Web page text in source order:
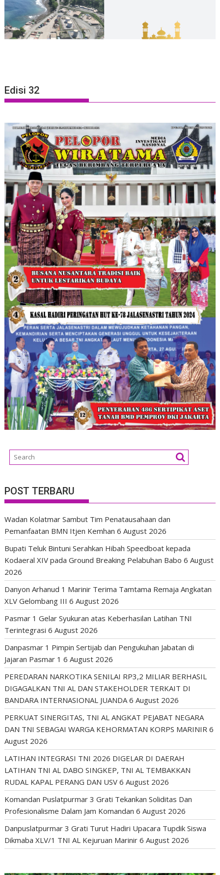
Edisi 32
POST TERBARU
Wadan Kolatmar Sambut Tim Penatausahaan dan
Pemanfaatan BMN Itjen Kemhan 6 August 2026
Bupati Teluk Bintuni Serahkan Hibah Speedboat kepada
Kodaeral XIV pada Ground Breaking Pelabuhan Babo 6 August
2026
Danyon Arhanud 1 Marinir Terima Tamtama Remaja Angkatan
XLV Gelombang III 6 August 2026
Pasmar 1 Gelar Syukuran atas Keberhasilan Latihan TNI
Terintegrasi 6 August 2026
Danpasmar 1 Pimpin Sertijab dan Pengukuhan Jabatan di
Jajaran Pasmar 1 6 August 2026
PEREDARAN NARKOTIKA SENILAI RP3,2 MILIAR BERHASIL
DIGAGALKAN TNI AL DAN STAKEHOLDER TERKAIT DI
BANDARA INTERNASIONAL JUANDA 6 August 2026
PERKUAT SINERGITAS, TNI AL ANGKAT PEJABAT NEGARA
DAN TNI SEBAGAI WARGA KEHORMATAN KORPS MARINIR 6
August 2026
LATIHAN INTEGRASI TNI 2026 DIGELAR DI DAERAH
LATIHAN TNI AL DABO SINGKEP, TNI AL TEMBAKKAN
RUDAL KAPAL PERANG DAN USV 6 August 2026
Komandan Puslatpurmar 3 Grati Tekankan Soliditas Dan
Profesionalisme Dalam Jam Komandan 6 August 2026
Danpuslatpurmar 3 Grati Turut Hadiri Upacara Tupdik Siswa
Dikmaba XLV/1 TNI AL Kejuruan Marinir 6 August 2026